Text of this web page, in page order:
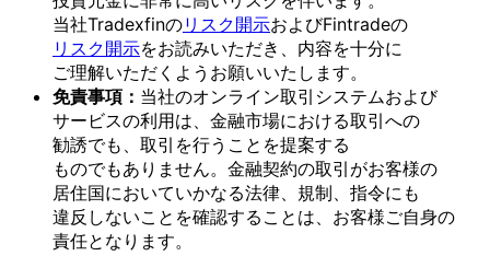
当社Tradexfinのリスク開示およびFintradeの
リスク開示をお読みいただき、 内容を十分に
ご理解いただく よう お願いいたします。
免責事項： 当社のオンライン取引システムおよび
サービスの利用は、 金融市場における取引への
勧誘でも、 取引を行う ことを提案する
ものでもありません。 金融契約の取引がお客様の
居住国においていかなる法律、 規制、 指令にも
違反しないことを確認する ことは、 お客様ご自身の
責任と なります。